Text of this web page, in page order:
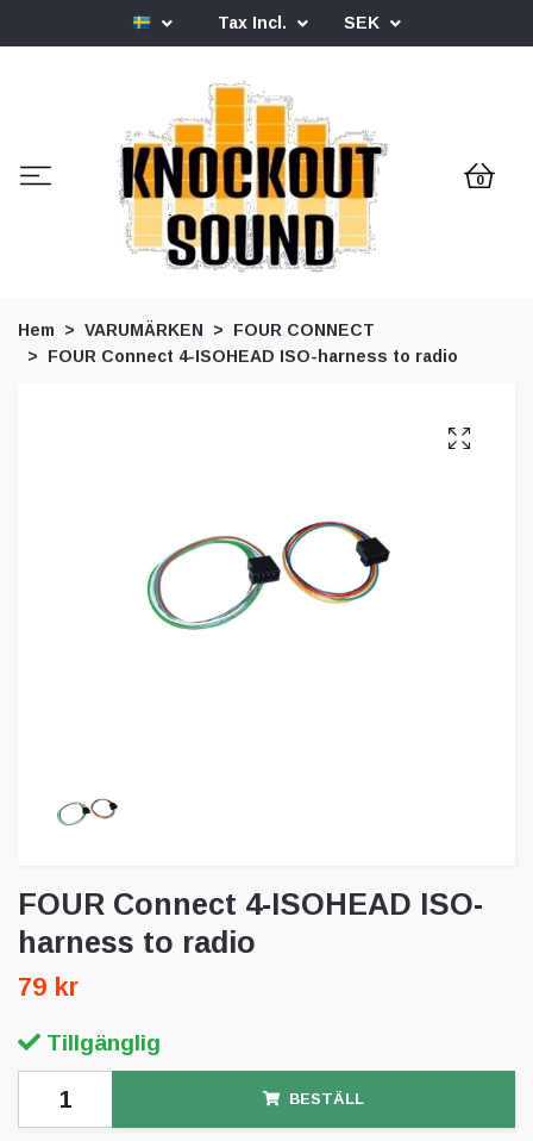
Tax Incl. SEK
0
Hem VARUMÄRKEN
FOUR CONNECT
FOUR Connect 4-ISOHEAD ISO-harness to radio
FOUR Connect 4-ISOHEAD ISO-
harness to radio
79 kr
Tillgänglig
BESTÄLL